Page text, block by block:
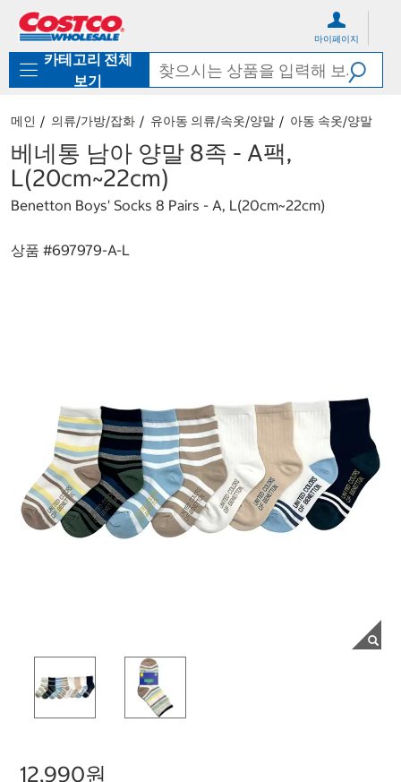
로
기
가
마이페이지
카테고리 전체
보기
메인 의류/가방/잡화 유아동 의류/속옷/양말 아동 속옷/양말
베네통 남아 양말 8족 - A팩,
L(20cm~22cm)
Benetton Boys' Socks 8 Pairs - A, L(20cm~22cm)
상품 #697979-A-L
12,990원